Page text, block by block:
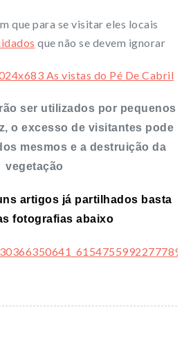
que para se visitar eles locais
que não se devem ignorar
ser utilizados por pequenos
o excesso de visitantes pode
mesmos e a destruição da
vegetação
artigos já partilhados basta
fotografias abaixo